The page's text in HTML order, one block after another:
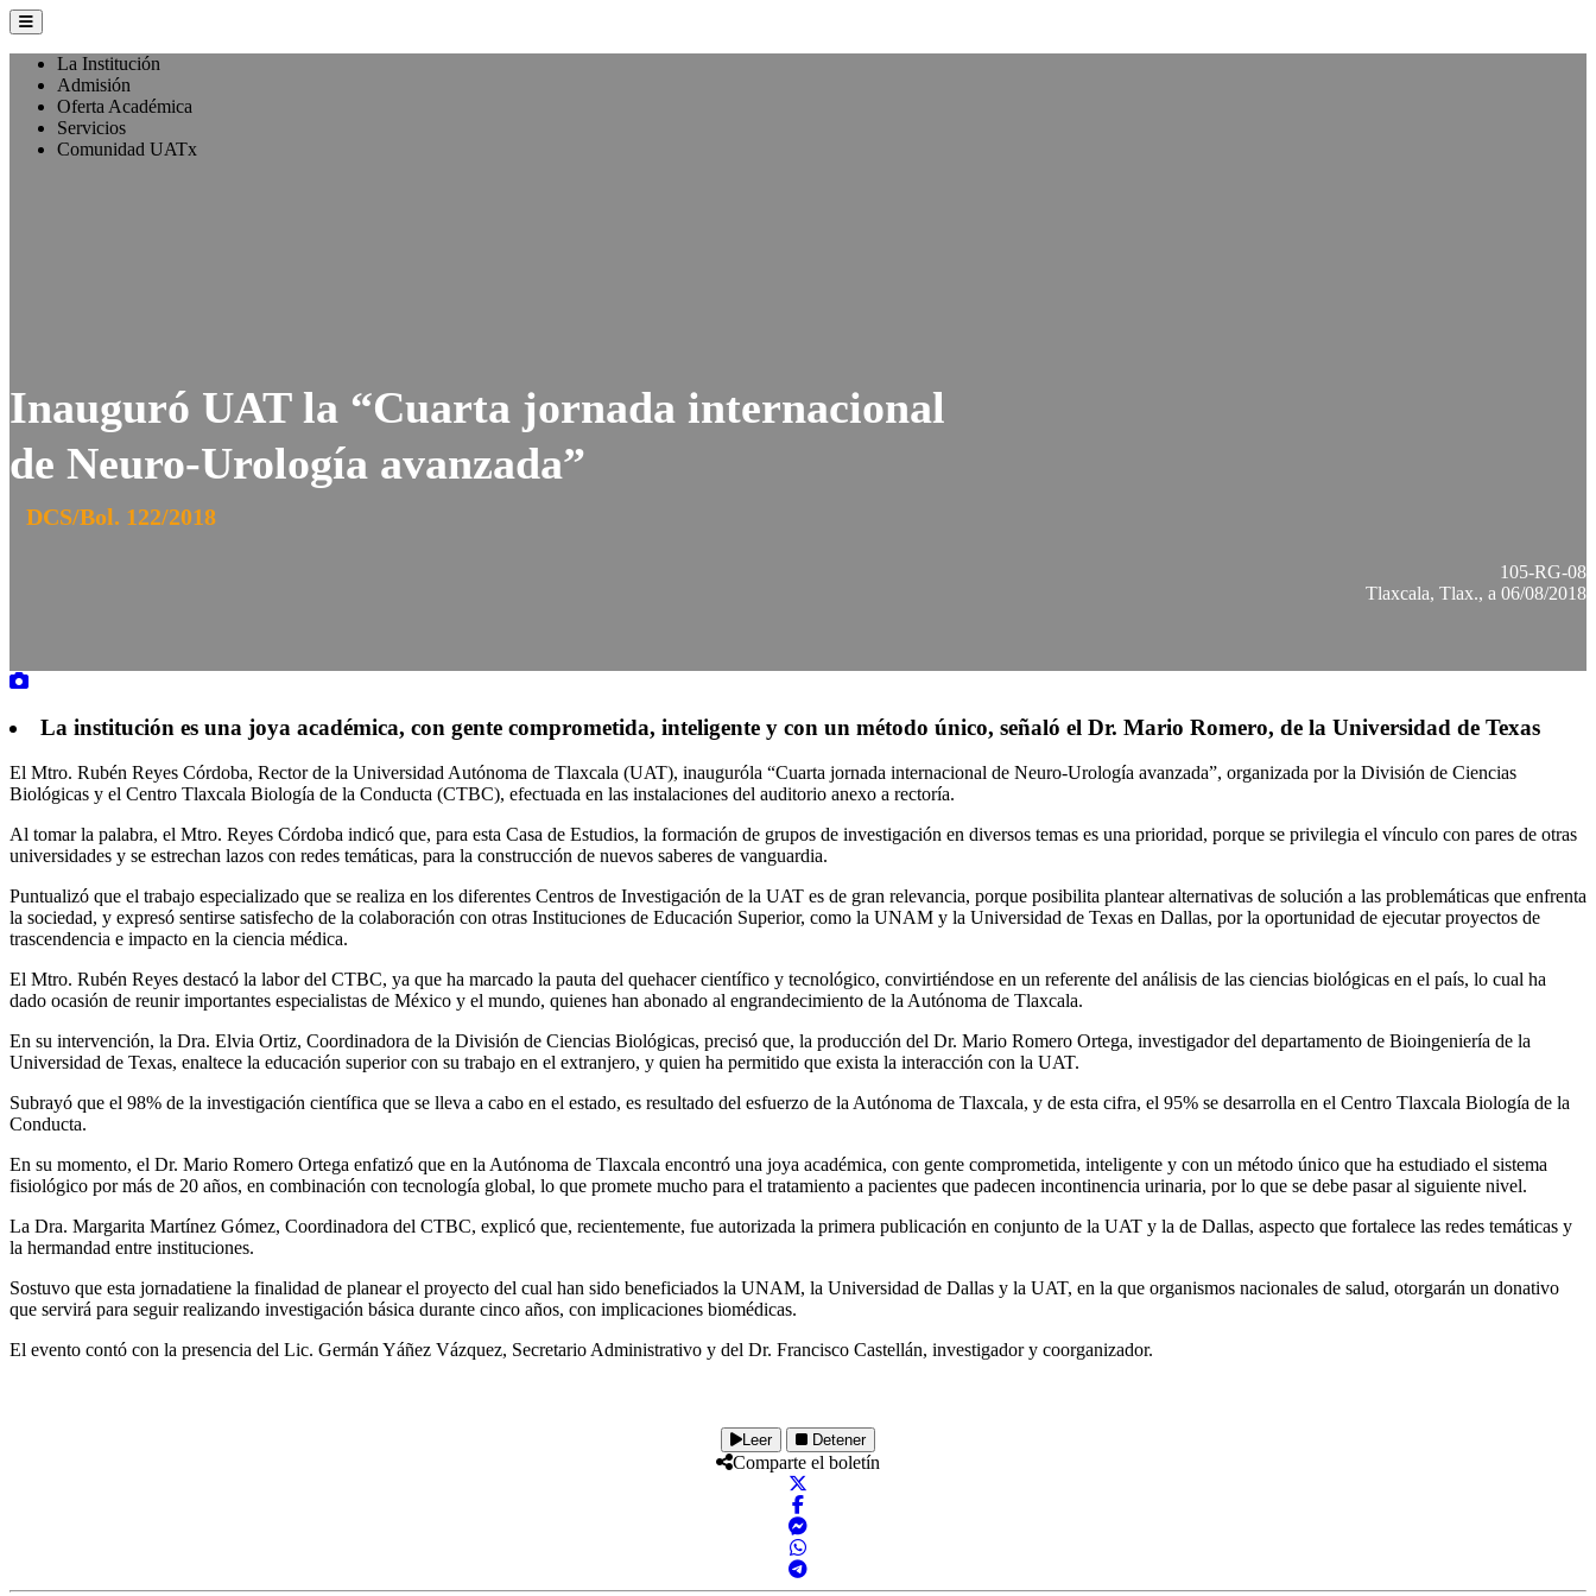
La Institución
Admisión
Oferta Académica
Servicios
Comunidad UATx
Inauguró UAT la “Cuarta jornada internacional
de Neuro-Urología avanzada”
DCS/Bol. 122/2018
105-RG-08
Tlaxcala, Tlax., a 06/08/2018
La institución es una joya académica, con gente comprometida, inteligente y con un método único, señaló el Dr. Mario Romero, de la Universidad de Texas
El Mtro. Rubén Reyes Córdoba, Rector de la Universidad Autónoma de Tlaxcala (UAT), inauguróla “Cuarta jornada internacional de Neuro-Urología avanzada”, organizada por la División de Ciencias
Biológicas y el Centro Tlaxcala Biología de la Conducta (CTBC), efectuada en las instalaciones del auditorio anexo a rectoría.
Al tomar la palabra, el Mtro. Reyes Córdoba indicó que, para esta Casa de Estudios, la formación de grupos de investigación en diversos temas es una prioridad, porque se privilegia el vínculo con pares de otras
universidades y se estrechan lazos con redes temáticas, para la construcción de nuevos saberes de vanguardia.
Puntualizó que el trabajo especializado que se realiza en los diferentes Centros de Investigación de la UAT es de gran relevancia, porque posibilita plantear alternativas de solución a las problemáticas que enfrenta
la sociedad, y expresó sentirse satisfecho de la colaboración con otras Instituciones de Educación Superior, como la UNAM y la Universidad de Texas en Dallas, por la oportunidad de ejecutar proyectos de
trascendencia e impacto en la ciencia médica.
El Mtro. Rubén Reyes destacó la labor del CTBC, ya que ha marcado la pauta del quehacer científico y tecnológico, convirtiéndose en un referente del análisis de las ciencias biológicas en el país, lo cual ha
dado ocasión de reunir importantes especialistas de México y el mundo, quienes han abonado al engrandecimiento de la Autónoma de Tlaxcala.
En su intervención, la Dra. Elvia Ortiz, Coordinadora de la División de Ciencias Biológicas, precisó que, la producción del Dr. Mario Romero Ortega, investigador del departamento de Bioingeniería de la
Universidad de Texas, enaltece la educación superior con su trabajo en el extranjero, y quien ha permitido que exista la interacción con la UAT.
Subrayó que el 98% de la investigación científica que se lleva a cabo en el estado, es resultado del esfuerzo de la Autónoma de Tlaxcala, y de esta cifra, el 95% se desarrolla en el Centro Tlaxcala Biología de la
Conducta.
En su momento, el Dr. Mario Romero Ortega enfatizó que en la Autónoma de Tlaxcala encontró una joya académica, con gente comprometida, inteligente y con un método único que ha estudiado el sistema
fisiológico por más de 20 años, en combinación con tecnología global, lo que promete mucho para el tratamiento a pacientes que padecen incontinencia urinaria, por lo que se debe pasar al siguiente nivel.
La Dra. Margarita Martínez Gómez, Coordinadora del CTBC, explicó que, recientemente, fue autorizada la primera publicación en conjunto de la UAT y la de Dallas, aspecto que fortalece las redes temáticas y
la hermandad entre instituciones.
Sostuvo que esta jornadatiene la finalidad de planear el proyecto del cual han sido beneficiados la UNAM, la Universidad de Dallas y la UAT, en la que organismos nacionales de salud, otorgarán un donativo
que servirá para seguir realizando investigación básica durante cinco años, con implicaciones biomédicas.
El evento contó con la presencia del Lic. Germán Yáñez Vázquez, Secretario Administrativo y del Dr. Francisco Castellán, investigador y coorganizador.
Leer Detener
Comparte el boletín